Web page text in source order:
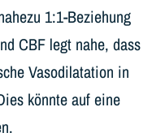
1:1-Beziehung
CBF legt nahe, dass
Vasodilatation in
könnte auf eine